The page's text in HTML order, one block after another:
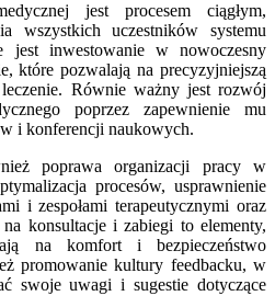
jest procesem ciągłym,
wszystkich uczestników systemu
jest inwestowanie w nowoczesny
które pozwalają na precyzyjniejszą
Równie ważny jest rozwój
poprzez zapewnienie mu
i konferencji naukowych.
poprawa organizacji pracy w
procesów, usprawnienie
i zespołami terapeutycznymi oraz
konsultacje i zabiegi to elementy,
na komfort i bezpieczeństwo
promowanie kultury feedbacku, w
swoje uwagi i sugestie dotyczące